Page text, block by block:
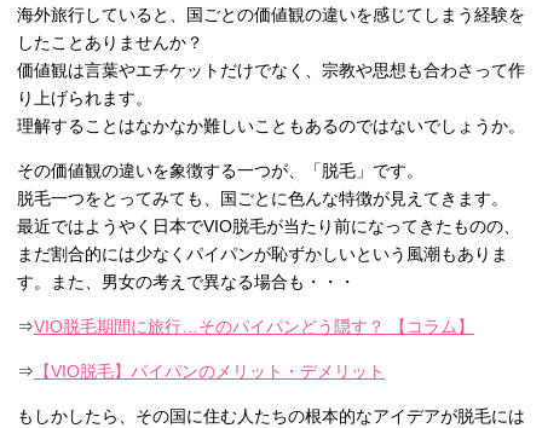
海外旅行していると、国ごとの価値観の違いを感じてしまう経験を
したことありませんか？
価値観は言葉やエチケットだけでなく、宗教や思想も合わさって作
り上げられます。
理解することはなかなか難しいこともあるのではないでしょうか。
その価値観の違いを象徴する一つが、「脱毛」です。
脱毛一つをとってみても、国ごとに色んな特徴が見えてきます。
最近ではようやく日本でVIO脱毛が当たり前になってきたものの、
まだ割合的には少なくパイパンが恥ずかしいという風潮もありま
す。また、男女の考えで異なる場合も・・・
⇒VIO脱毛期間に旅行…そのパイパンどう隠す？ 【コラム】
⇒ 【VIO脱毛】パイパンのメリット・デメリット
もしかしたら、その国に住む人たちの根本的なアイデアが脱毛には